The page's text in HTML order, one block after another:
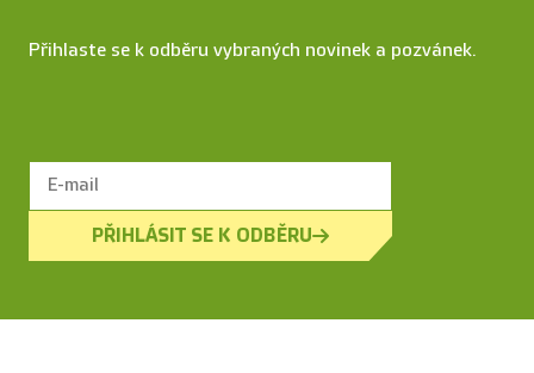
Přihlaste se k odběru vybraných novinek a pozvánek.
PŘIHLÁSIT SE K ODBĚRU